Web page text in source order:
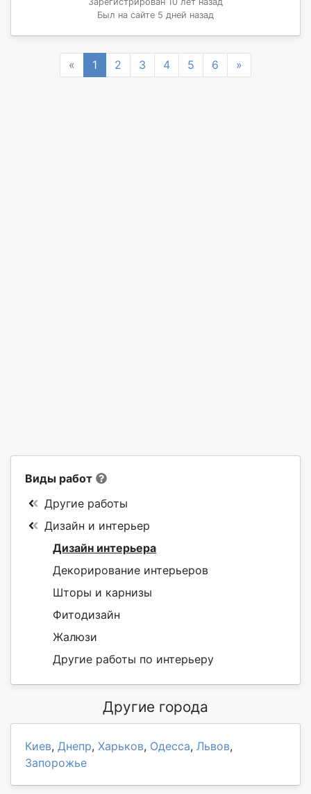
Был на сайте 5 дней назад
« Previous
1 2 3 4 5 6 »
Виды работ
Другие работы
Дизайн и интерьер
Дизайн интерьера
Декорирование интерьеров
Шторы и карнизы
Фитодизайн
Жалюзи
Другие работы по интерьеру
Другие города
Киев, Днепр, Харьков, Одесса, Львов,
Запорожье